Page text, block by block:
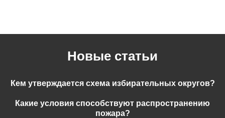
Новые статьи
Кем утверждается схема избирательных округов?
Какие условия способствуют распространению
пожара?